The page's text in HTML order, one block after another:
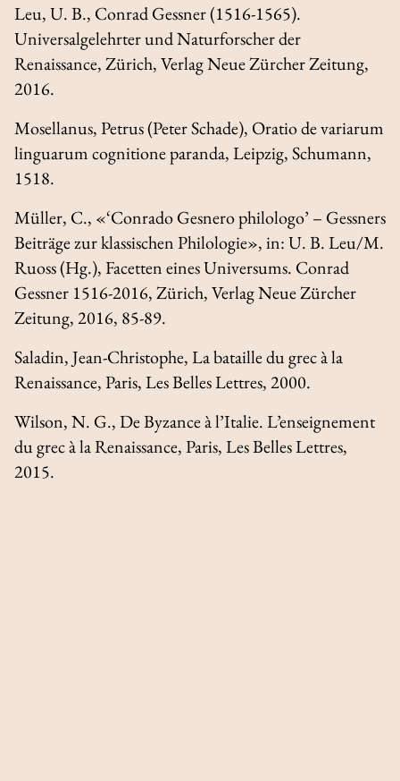
Leu, U. B., Conrad Gessner (1516-1565).
Universalgelehrter und Naturforscher der
Renaissance, Zürich, Verlag Neue Zürcher Zeitung,
2016.
Mosellanus, Petrus (Peter Schade), Oratio de variarum
linguarum cognitione paranda, Leipzig, Schumann,
1518.
Müller, C., «‘Conrado Gesnero philologo’ – Gessners
Beiträge zur klassischen Philologie», in: U. B. Leu/M.
Ruoss (Hg.),Facetten eines Universums. Conrad
Gessner 1516-2016, Zürich, Verlag Neue Zürcher
Zeitung, 2016, 85-89.
Saladin, Jean-Christophe,La bataille du grec à la
Renaissance, Paris, Les Belles Lettres, 2000.
Wilson, N. G.,De Byzance à l’Italie. L’enseignement
du grec à la Renaissance, Paris, Les Belles Lettres,
2015.